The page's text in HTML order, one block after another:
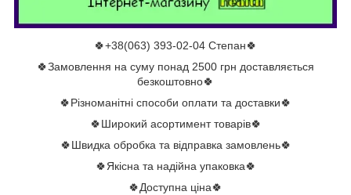
🍀+38(063) 393-02-04 Степан🍀
🍀Замовлення на суму понад 2500 грн доставляється
безкоштовно🍀
🍀Різноманітні способи оплати та доставки🍀
🍀Широкий асортимент товарів🍀
🍀Швидка обробка та відправка замовлень🍀
🍀Якісна та надійна упаковка🍀
🍀Доступна ціна🍀